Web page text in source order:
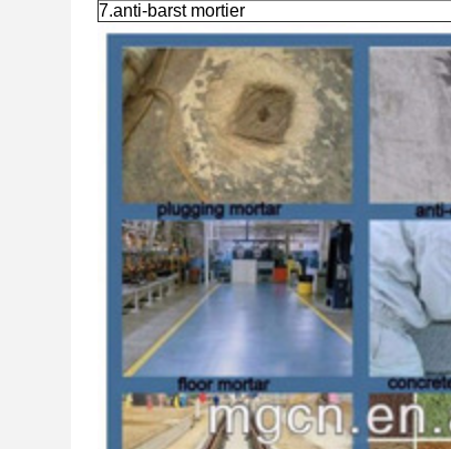
7.anti-barst mortier